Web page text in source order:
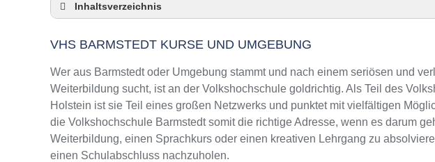
Inhaltsverzeichnis
VHS Barmstedt – Öffnungszeiten und Telefonnummer
Top-Kurse an der Abendschule Barmstedt
Online-Kurse – Alternative Angebote zu einem Kurs an der VHS
Top-Kurse an der Abendschule Barmstedt
Weiterbildung in Barmstedt
VHS Barmstedt Programm 2025 / 2026
VHS BARMSTEDT KURSE UND UMGEBUNG
Wer aus Barmstedt oder Umgebung stammt und nach einem seriösen und
Weiterbildung sucht, ist an der Volkshochschule goldrichtig. Als Teil des
Holstein ist sie Teil eines großen Netzwerks und punktet mit vielfältigen
die Volkshochschule Barmstedt somit die richtige Adresse, wenn es darum
Weiterbildung, einen Sprachkurs oder einen kreativen Lehrgang zu
einen Schulabschluss nachzuholen.